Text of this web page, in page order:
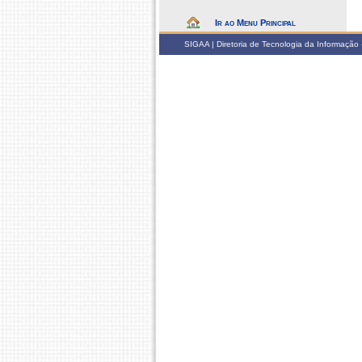
Ir ao Menu Principal
SIGAA | Diretoria de Tecnologia da